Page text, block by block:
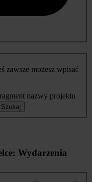
zawsze możesz wpisać
nazwy projektu
Szukaj
Wydarzenia